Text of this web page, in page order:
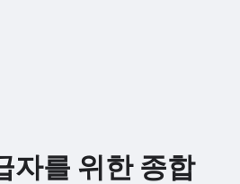
자를 위한 종합